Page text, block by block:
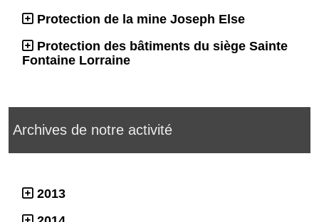
Protection de la mine Joseph Else
Protection des bâtiments du siège Sainte
Fontaine Lorraine
Archives de notre activité
2013